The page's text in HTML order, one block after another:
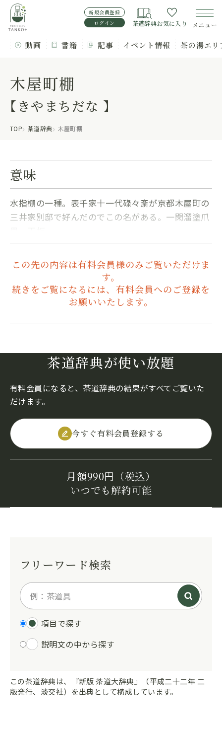
新規会員登録
ログイン
茶道辞典お気に入り メニュー
動画 書籍 記事 イベント情報 茶の湯エ
木屋町棚
【きやまちだな 】
TOP 茶道辞典 木屋町棚
意味
水指棚の一種。表千家十一代碌々斎が京都木屋町の
三井家別邸で好んだのでこの名がある。一閑溜塗爪
この先の内容は有料会員様のみご覧いただけま
す。
続きをご覧になるには、有料会員へのご登録を
お願いいたします。
茶道辞典が使い放題
有料会員になると、茶道辞典の結果がすべてご覧いた
だけます。
今すぐ有料会員登録する
月額990円（税込）
いつでも解約可能
フリーワード検索
項目で探す
説明文の中から探す
この茶道辞典は、『新版 茶道大辞典』（平成二十二年 二
版発行、淡交社）を出典として構成しています。